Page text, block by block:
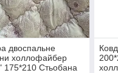
двоспальне
холлофайбер
175*210 Стьобана